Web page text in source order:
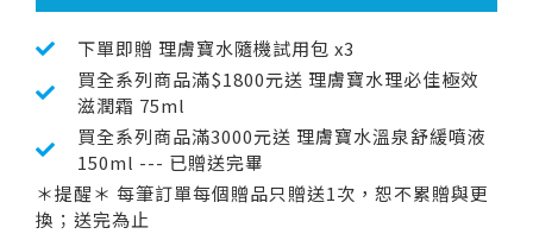
下單即贈 理膚寶水隨機試用包 x3
買全系列商品滿$1800元送 理膚寶水理必佳極效
滋潤霜 75ml
買全系列商品滿3000元送 理膚寶水溫泉舒緩噴液
150ml --- 已贈送完畢
＊提醒＊ 每筆訂單每個贈品只贈送1次，恕不累贈與更
換；送完為止